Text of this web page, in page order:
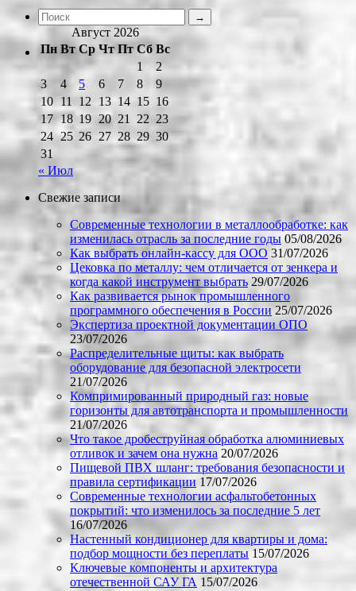
Август 2026
Пн Вт Ср Чт Пт Сб Вс
1
2
3
4 5 6 7 8
9
10 11 12 13 14 15 16
17 18 19 20 21 22 23
24 25 26 27 28 29 30
31
« Июл
Свежие записи
Современные технологии в металлообработке: как
изменилась отрасль за последние годы 05/08/2026
Как выбрать онлайн-кассу для ООО 31/07/2026
Цековка по металлу: чем отличается от зенкера и
когда какой инструмент выбрать 29/07/2026
Как развивается рынок промышленного
программного обеспечения в России 25/07/2026
Экспертиза проектной документации ОПО
23/07/2026
Распределительные щиты: как выбрать
оборудование для безопасной электросети
21/07/2026
Компримированный природный газ: новые
горизонты для автотранспорта и промышленности
21/07/2026
Что такое дробеструйная обработка алюминиевых
отливок и зачем она нужна 20/07/2026
Пищевой ПВХ шланг: требования безопасности и
правила сертификации 17/07/2026
Современные технологии асфальтобетонных
покрытий: что изменилось за последние 5 лет
16/07/2026
Настенный кондиционер для квартиры и дома:
подбор мощности без переплаты 15/07/2026
Ключевые компоненты и архитектура
отечественной САУ ГА 15/07/2026